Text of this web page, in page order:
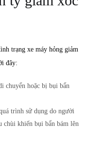
trạng xe máy hỏng giảm
đây:
chuyển hoặc bị bụi bẩn
trình sử dụng do người
chùi khiến bụi bẩn bám lên